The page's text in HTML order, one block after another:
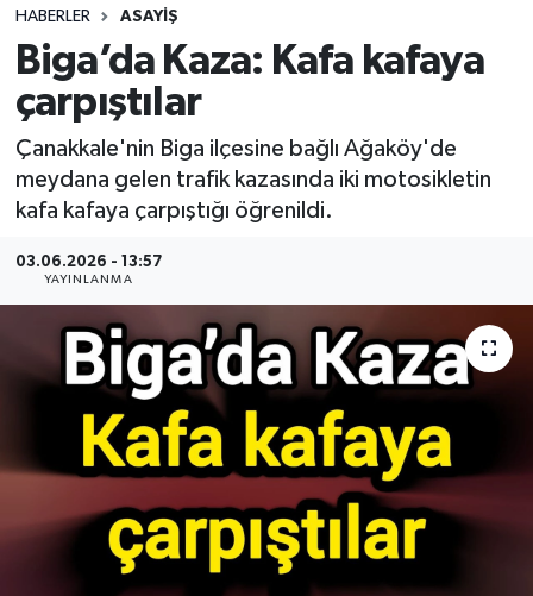
HABERLER ASAYIŞ
Biga’da Kaza: Kafa kafaya
çarpıştılar
Çanakkale'nin Biga ilçesine bağlı Ağaköy'de
meydana gelen trafik kazasında iki motosikletin
kafa kafaya çarpıştığı öğrenildi.
03.06.2026 - 13:57
YAYINLANMA
Belediye
Dünya
Ekonomi
Genel
Hava Durumu
İlan
Magazin
Tüm Manşetler
Son Dakika Haberleri